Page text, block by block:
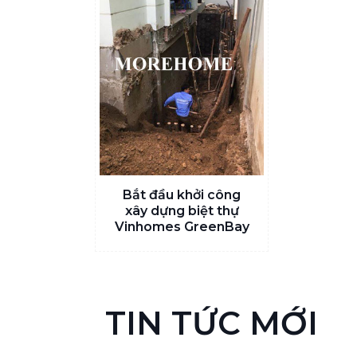
Bắt đầu khởi công
xây dựng biệt thự
Vinhomes GreenBay
TIN TỨC MỚI